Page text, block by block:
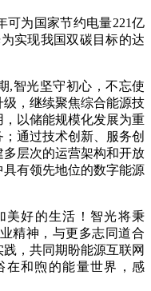
可为国家节约电量221亿
实现我国双碳目标的达
,智光坚守初心，不忘使
，继续聚焦综合能源技
以储能规模化发展为重
通过技术创新、服务创
层次的运营架构和开放
有领先地位的数字能源
美好的生活！智光将秉
精神，与更多志同道合
，共同期盼能源互联网
在和煦的能量世界，感